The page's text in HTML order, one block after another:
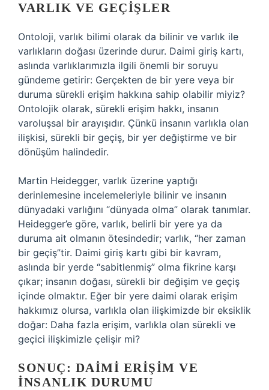
VARLIK VE GEÇIŞLER
Ontoloji, varlık bilimi olarak da bilinir ve varlık ile
varlıkların doğası üzerinde durur. Daimi giriş kartı,
aslında varlıklarımızla ilgili önemli bir soruyu
gündeme getirir: Gerçekten de bir yere veya bir
duruma sürekli erişim hakkına sahip olabilir miyiz?
Ontolojik olarak, sürekli erişim hakkı, insanın
varoluşsal bir arayışıdır. Çünkü insanın varlıkla olan
ilişkisi, sürekli bir geçiş, bir yer değiştirme ve bir
dönüşüm halindedir.
Martin Heidegger, varlık üzerine yaptığı
derinlemesine incelemeleriyle bilinir ve insanın
dünyadaki varlığını “dünyada olma” olarak tanımlar.
Heidegger’e göre, varlık, belirli bir yere ya da
duruma ait olmanın ötesindedir; varlık, “her zaman
bir geçiş”tir. Daimi giriş kartı gibi bir kavram,
aslında bir yerde “sabitlenmiş” olma fikrine karşı
çıkar; insanın doğası, sürekli bir değişim ve geçiş
içinde olmaktır. Eğer bir yere daimi olarak erişim
hakkımız olursa, varlıkla olan ilişkimizde bir eksiklik
doğar: Daha fazla erişim, varlıkla olan sürekli ve
geçici ilişkimizle çelişir mi?
SONUÇ: DAIMI ERIŞIM VE
İNSANLIK DURUMU